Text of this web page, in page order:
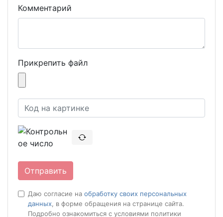
Комментарий
Прикрепить файл
Отправить
Даю согласие на обработку своих персональных
данных , в форме обращения на странице сайта.
Подробно ознакомиться с условиями политики